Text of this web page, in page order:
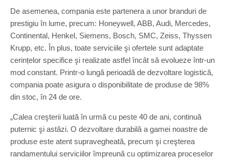
De asemenea, compania este partenera a unor branduri de
prestigiu în lume, precum: Honeywell, ABB, Audi, Mercedes,
Continental, Henkel, Siemens, Bosch, SMC, Zeiss, Thyssen
Krupp, etc. În plus, toate serviciile şi ofertele sunt adaptate
cerințelor specifice şi realizate astfel încât să evolueze într-un
mod constant. Printr-o lungă perioadă de dezvoltare logistică,
compania poate asigura o disponibilitate de produse de 98%
din stoc, în 24 de ore.
„Calea creşterii luată în urmă cu peste 40 de ani, continuă
puternic şi astăzi. O dezvoltare durabilă a gamei noastre de
produse este atent supravegheată, precum şi creşterea
randamentului serviciilor împreună cu optimizarea proceselor